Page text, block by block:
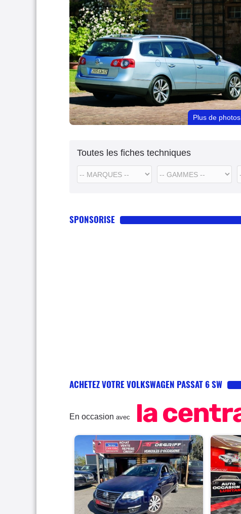
Plus de photos
Toutes les fiches techniques
SPONSORISE
ACHETEZ VOTRE VOLKSWAGEN PASSAT 6 SW
En occasion avec